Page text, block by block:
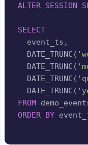
ALTER SESSION
SELECT
  event_ts
,
  DATE_TRUNC
(
  DATE_TRUNC
(
  DATE_TRUNC
(
  DATE_TRUNC
(
FROM
ORDER BY